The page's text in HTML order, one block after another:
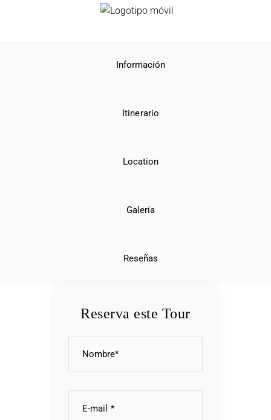
Información
Itinerario
Location
Galería
Reseñas
Reserva este Tour